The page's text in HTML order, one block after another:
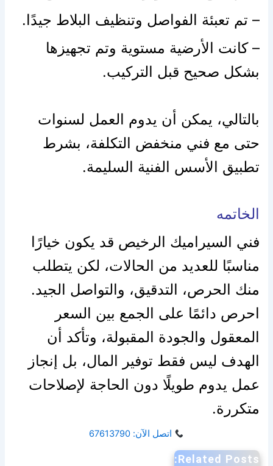
– تم تعبئة الفواصل وتنظيف البلاط جيدًا.
– كانت الأرضية مستوية وتم تجهيزها
بشكل صحيح قبل التركيب.
بالتالي، يمكن أن يدوم العمل لسنوات
حتى مع فني منخفض التكلفة، بشرط
تطبيق الأسس الفنية السليمة.
الخاتمه
فني السيراميك الرخيص قد يكون خيارًا
مناسبًا للعديد من الحالات، لكن يتطلب
منك الحرص، التدقيق، والتواصل الجيد.
احرص دائمًا على الجمع بين السعر
المعقول والجودة المقبولة، وتأكد أن
الهدف ليس فقط توفير المال، بل إنجاز
عمل يدوم طويلًا دون الحاجة لإصلاحات
متكررة.
اتصل الآن: 67613790
Related Posts: